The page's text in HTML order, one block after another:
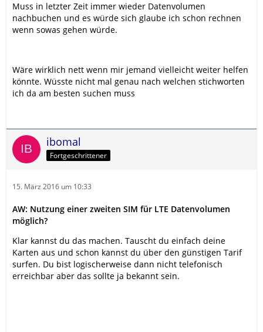
Muss in letzter Zeit immer wieder Datenvolumen
nachbuchen und es würde sich glaube ich schon rechnen
wenn sowas gehen würde.
Wäre wirklich nett wenn mir jemand vielleicht weiter helfen
könnte. Wüsste nicht mal genau nach welchen stichworten
ich da am besten suchen muss
ibomal
Fortgeschrittener
15. März 2016 um 10:33
AW: Nutzung einer zweiten SIM für LTE Datenvolumen
möglich?
Klar kannst du das machen. Tauscht du einfach deine
Karten aus und schon kannst du über den günstigen Tarif
surfen. Du bist logischerweise dann nicht telefonisch
erreichbar aber das sollte ja bekannt sein.